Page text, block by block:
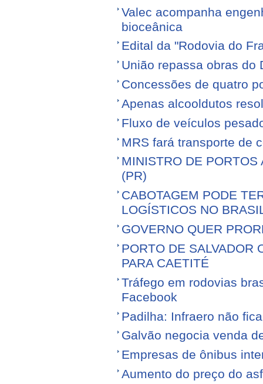
Valec acompanha
bioceânica
Edital da "Rodovia do
União repassa obras do
Concessões de quatro
Apenas alcooldutos
Fluxo de veículos
MRS fará transporte de
MINISTRO DE
(PR)
CABOTAGEM PODE
LOGÍSTICOS NO
GOVERNO QUER
PORTO DE SALVADOR
PARA CAETITÉ
Tráfego em rodovias
Facebook
Padilha: Infraero não
Galvão negocia venda
Empresas de ônibus
Aumento do preço do